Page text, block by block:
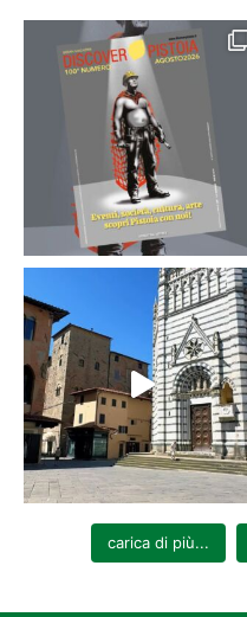
carica di più...